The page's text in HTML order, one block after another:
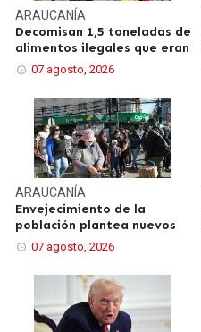
ARAUCANÍA
Decomisan 1,5 toneladas de
alimentos ilegales que eran
07 agosto, 2026
ARAUCANÍA
Envejecimiento de la
población plantea nuevos
07 agosto, 2026